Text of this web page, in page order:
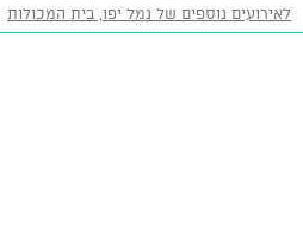
לאירועים נוספים של נמל יפו, בית המכולות